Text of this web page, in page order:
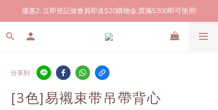
2件起包郵!(反應良好優惠期延長🎉!shop now!)
優惠2: 立即登記做會員即送$20購物金,買滿$300即可使用!
2件起包郵!(反應良好優惠期延長🎉!shop now!)
分享到
[3色]易襯束带吊帶背心